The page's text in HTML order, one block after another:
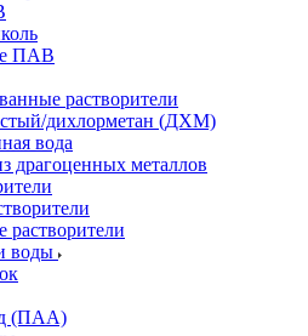
ПАВ
растворители
дихлорметан (ДХМ)
вода
драгоценных металлов
воды
(ПАА)